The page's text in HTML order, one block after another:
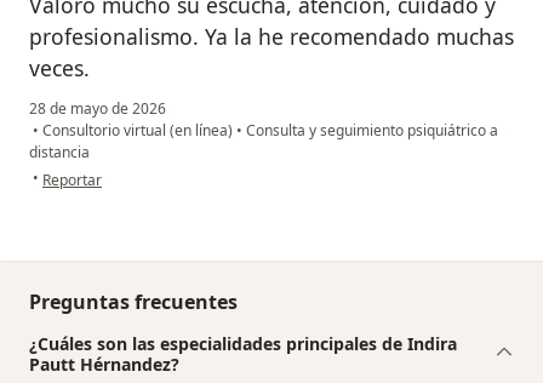
profesionalismo. Ya la he recomendado muchas
veces.
28 de mayo de 2026
• Consultorio virtual (en línea) • Consulta y seguimiento psiquiátrico a
distancia
• en opinión del usuario Pedro Luis Falla
Reportar
Preguntas frecuentes
¿Cuáles son las especialidades principales de Indira
Pautt Hérnandez?